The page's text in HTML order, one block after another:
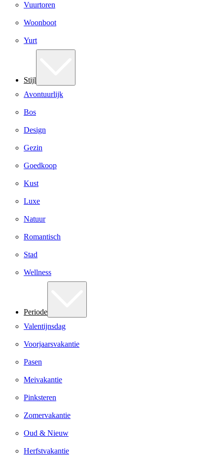
Vuurtoren
Woonboot
Yurt
Stijl
Avontuurlijk
Bos
Design
Gezin
Goedkoop
Kust
Luxe
Natuur
Romantisch
Stad
Wellness
Periode
Valentijnsdag
Voorjaarsvakantie
Pasen
Meivakantie
Pinksteren
Zomervakantie
Oud & Nieuw
Herfstvakantie